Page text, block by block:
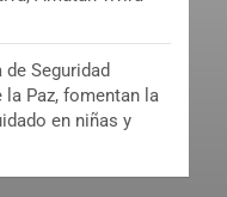
Seguridad
la Paz, fomentan la
en niñas y